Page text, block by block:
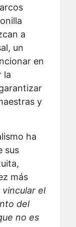
a
un
en
la
y
ha
sus
más
el
del
no es